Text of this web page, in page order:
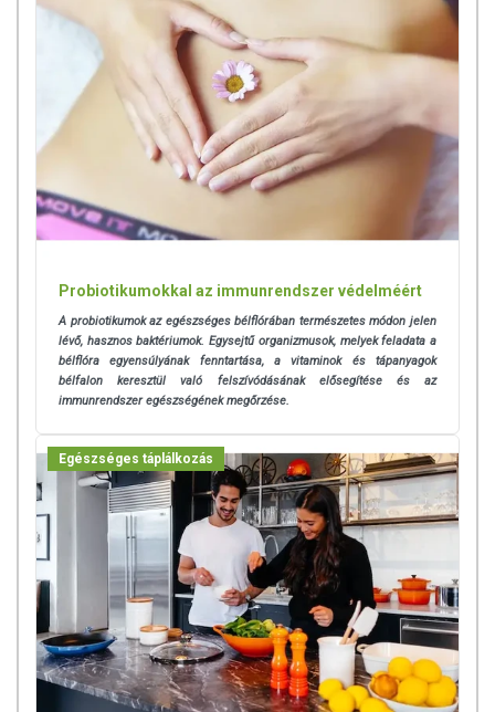
Probiotikumokkal az immunrendszer védelméért
A probiotikumok az egészséges bélflórában természetes módon jelen
lévő, hasznos baktériumok. Egysejtű organizmusok, melyek feladata a
bélflóra egyensúlyának fenntartása, a vitaminok és tápanyagok
bélfalon keresztül való felszívódásának elősegítése és az
immunrendszer egészségének megőrzése.
Egészséges táplálkozás